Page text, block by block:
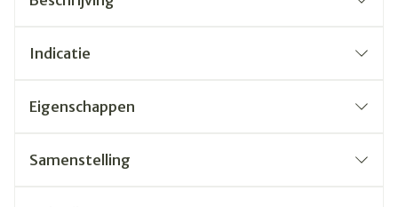
Indicatie
Eigenschappen
Samenstelling